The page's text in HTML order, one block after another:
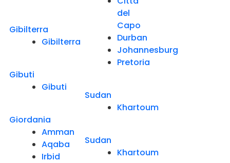
Gibilterra
Gibilterra
Gibuti
Gibuti
Giordania
Amman
Aqaba
Irbid
del
Capo
Durban
Johannesburg
Pretoria
Sudan
Khartoum
Sudan
Khartoum